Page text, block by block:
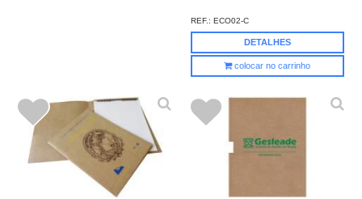
REF.:ECO02-C
DETALHES
colocar no carrinho